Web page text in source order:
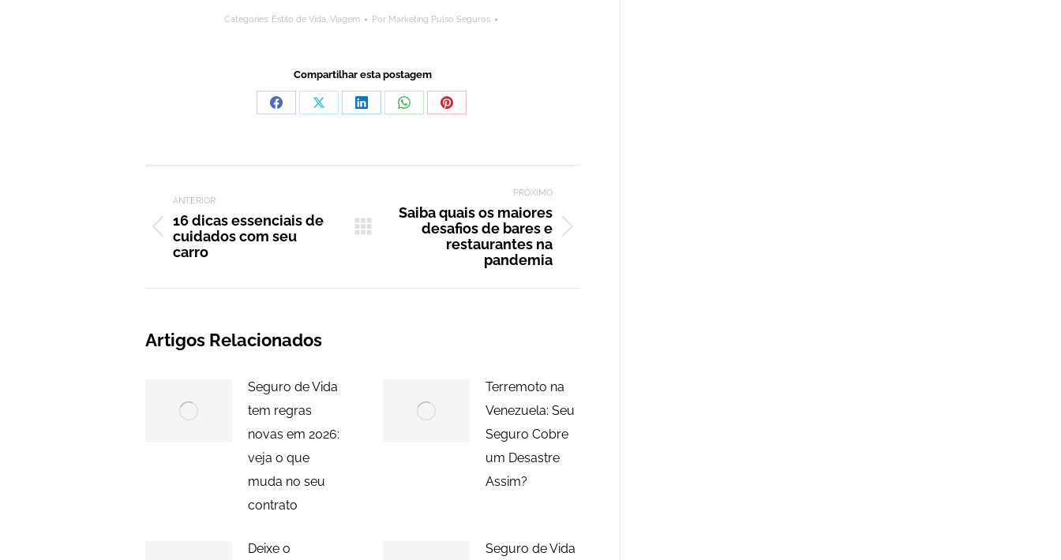
Categories: Estilo de Vida Viagem Por Marketing Pulso Seguros
Compartilhar esta postagem
CompartilharCompartilharCompartilharCompartilharCompartilhar
de
post:
ANTERIOR
Post
anterior:
16 dicas essenciais de
cuidados com seu
carro
PRÓXIMO
Próximo
Saiba quais os maiores
desafios de bares e
restaurantes na
pandemia
Artigos Relacionados
Seguro de Vida
tem regras
novas em 2026:
veja o que
muda no seu
contrato
Terremoto na
Venezuela: Seu
Seguro Cobre
um Desastre
Assim?
Deixe o Seguro de Vida